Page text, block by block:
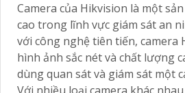
Camera của Hikvision là một
cao trong lĩnh vực giám sát an
với công nghệ tiên tiến, camera
hình ảnh sắc nét và chất lượng
dùng quan sát và giám sát một